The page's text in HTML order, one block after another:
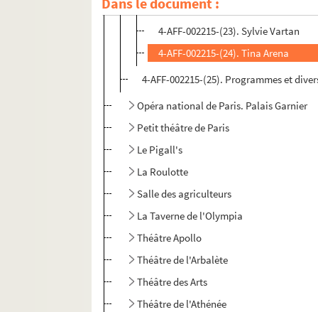
4-AFF-002215-(22). Serge Lama
4-AFF-002215-(23). Sylvie Vartan
4-AFF-002215-(24). Tina Arena
4-AFF-002215-(25). Programmes et
Opéra national de Paris. Palais Garnier
Petit théâtre de Paris
Le Pigall's
La Roulotte
Salle des agriculteurs
La Taverne de l'Olympia
Théâtre Apollo
Théâtre de l'Arbalète
Théâtre des Arts
Théâtre de l'Athénée